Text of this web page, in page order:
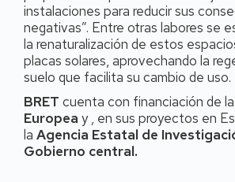
instalaciones para reducir sus
negativas”. Entre otras labores se
la renaturalización de estos
placas solares, aprovechando la
suelo que facilita su cambio de uso.
BRET cuenta con financiación de la
Europea y , en sus proyectos en
la Agencia Estatal de
Gobierno central.